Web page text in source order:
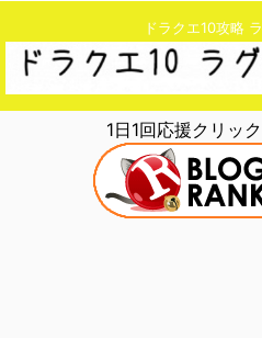
ドラクエ10攻略
1日1回応援クリッ